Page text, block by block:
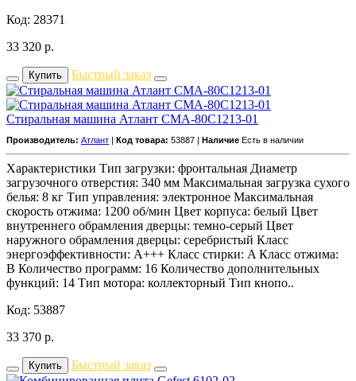
Код: 28371
33 320 р.
Купить Быстрый заказ
Стиральная машина Атлант СМА-80С1213-01
Производитель: Атлант | Код товара: 53887 | Наличие Есть в наличии
Характеристики Тип загрузки: фронтальная Диаметр
загрузочного отверстия: 340 мм Максимальная загрузка сухого
белья: 8 кг Тип управления: электронное Максимальная
скорость отжима: 1200 об/мин Цвет корпуса: белый Цвет
внутреннего обрамления дверцы: темно-серый Цвет
наружного обрамления дверцы: серебристый Класс
энергоэффективности: A+++ Класс стирки: A Класс отжима:
B Количество программ: 16 Количество дополнительных
функций: 14 Тип мотора: коллекторный Тип кнопо..
Код: 53887
33 370 р.
Купить Быстрый заказ